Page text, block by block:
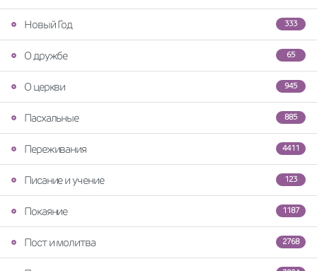
333
Новый Год
65
О дружбе
945
О церкви
885
Пасхальные
4411
Переживания
123
Писание и учение
1187
Покаяние
2768
Пост и молитва